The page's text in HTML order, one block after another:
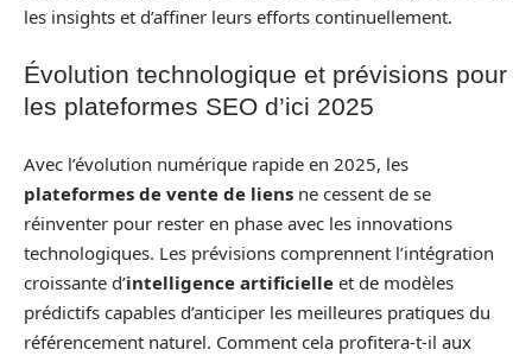
les insights et d’affiner leurs efforts continuellement.
Évolution technologique et prévisions pour
les plateformes SEO d’ici 2025
Avec l’évolution numérique rapide en 2025, les
plateformes de vente de liens ne cessent de se
réinventer pour rester en phase avec les innovations
technologiques. Les prévisions comprennent l’intégration
croissante d’intelligence artificielle et de modèles
prédictifs capables d’anticiper les meilleures pratiques du
référencement naturel. Comment cela profitera-t-il aux